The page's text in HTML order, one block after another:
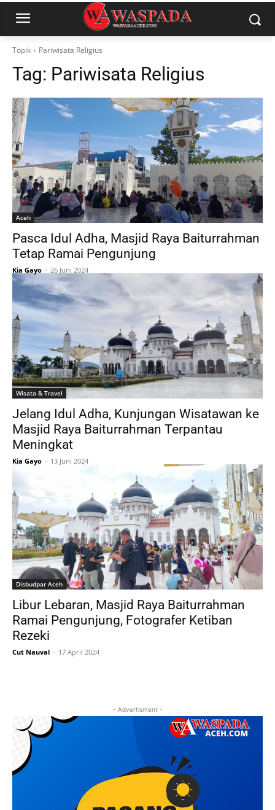
Topik Pariwisata Religius
Tag: Pariwisata Religius
Aceh
Pasca Idul Adha, Masjid Raya Baiturrahman
Tetap Ramai Pengunjung
Kia Gayo - 26 Juni 2024
Wisata & Travel
Jelang Idul Adha, Kunjungan Wisatawan ke
Masjid Raya Baiturrahman Terpantau
Meningkat
Kia Gayo - 13 Juni 2024
Disbudpar Aceh
Libur Lebaran, Masjid Raya Baiturrahman
Ramai Pengunjung, Fotografer Ketiban
Rezeki
Cut Nauval - 17 April 2024
- Advertisment -